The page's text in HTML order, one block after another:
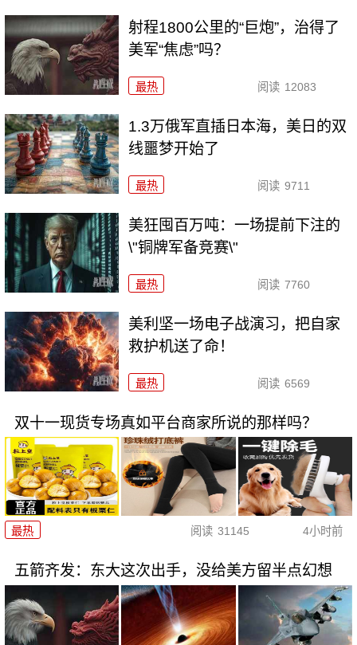
射程1800公里的“巨炮”，治得了
美军“焦虑”吗？
最热 阅读 12083
1.3万俄军直插日本海，美日的双
线噩梦开始了
最热 阅读 9711
美狂囤百万吨：一场提前下注的
\"铜牌军备竞赛\"
最热 阅读 7760
美利坚一场电子战演习，把自家
救护机送了命！
最热 阅读 6569
双十一现货专场真如平台商家所说的那样吗？
最热 阅读 31145 4小时前
五箭齐发：东大这次出手，没给美方留半点幻想